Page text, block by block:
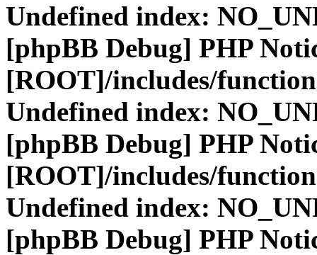
Undefined index:
[phpBB Debug] PHP
[ROOT]/includes/
Undefined index:
[phpBB Debug] PHP
[ROOT]/includes/
Undefined index:
[phpBB Debug] PHP